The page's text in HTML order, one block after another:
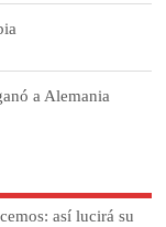
a Alemania
así lucirá su